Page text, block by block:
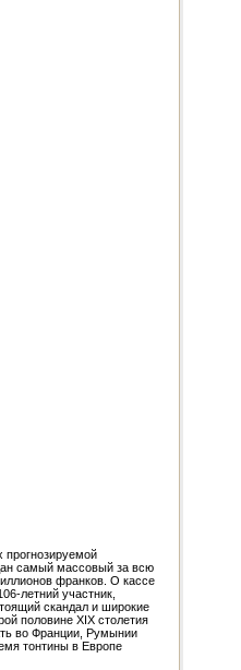
прогнозируемой
самый массовый за всю
франков. О кассе
летний участник,
скандал и широкие
половине XIX столетия
во Франции, Румынии
тонтины в Европе